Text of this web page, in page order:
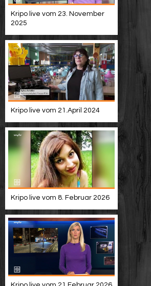
Kripo live vom 23. November
2025
Kripo live vom 21.April 2024
Kripo live vom 8. Februar 2026